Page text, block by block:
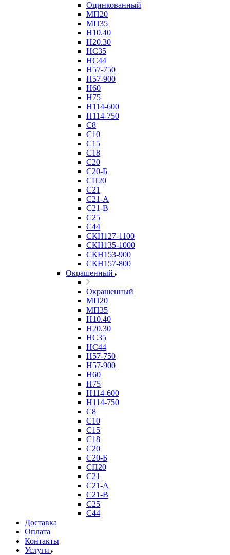
Оцинкованный
МП20
МП35
Н10.40
Н20.30
НС35
НС44
Н57-750
Н57-900
Н60
Н75
Н114-600
Н114-750
С8
С10
С15
С18
С20
С20-Б
СП20
С21
С21-А
С21-В
С25
С44
СКН127-1100
СКН135-1000
СКН153-900
СКН157-800
Окрашенный
Окрашенный
МП20
МП35
Н10.40
Н20.30
НС35
НС44
Н57-750
Н57-900
Н60
Н75
Н114-600
Н114-750
С8
С10
С15
С18
С20
С20-Б
СП20
С21
С21-А
С21-В
С25
С44
Доставка
Оплата
Контакты
Услуги